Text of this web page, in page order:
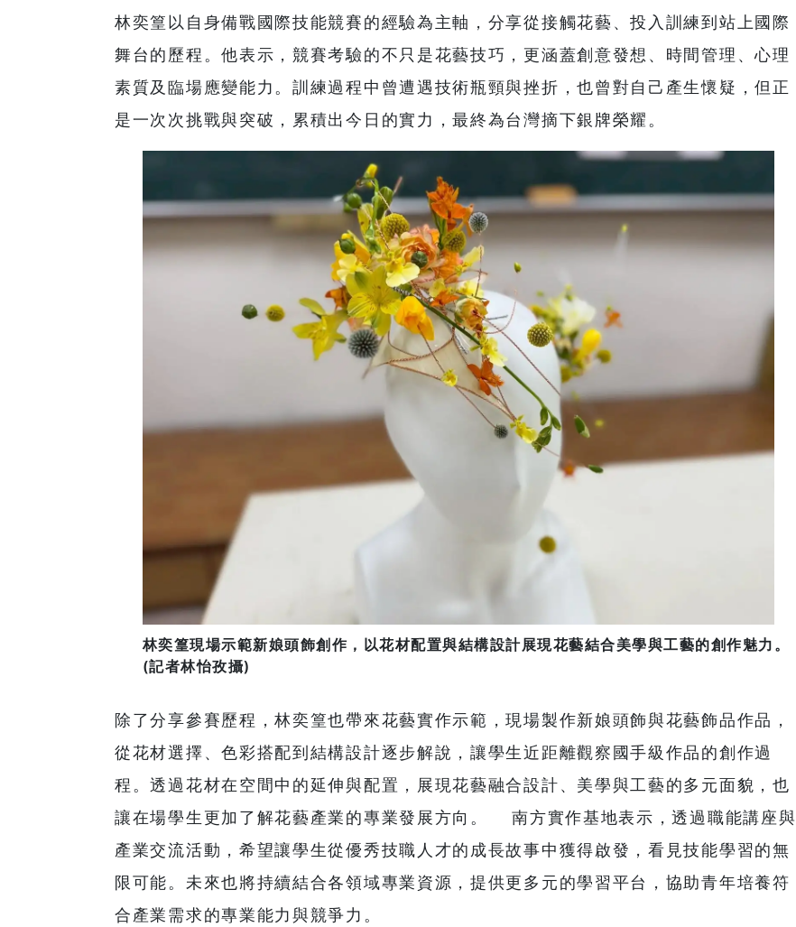
林奕篁以自身備戰國際技能競賽的經驗為主軸，分享從接觸花藝、投入訓練到站上國際
舞台的歷程。他表示，競賽考驗的不只是花藝技巧，更涵蓋創意發想、時間管理、心理
素質及臨場應變能力。訓練過程中曾遭遇技術瓶頸與挫折，也曾對自己產生懷疑，但正
是一次次挑戰與突破，累積出今日的實力，最終為台灣摘下銀牌榮耀。
林奕篁現場示範新娘頭飾創作，以花材配置與結構設計展現花藝結合美學與工藝的創作魅力。
(記者林怡孜攝)
除了分享參賽歷程，林奕篁也帶來花藝實作示範，現場製作新娘頭飾與花藝飾品作品，
從花材選擇、色彩搭配到結構設計逐步解說，讓學生近距離觀察國手級作品的創作過
程。透過花材在空間中的延伸與配置，展現花藝融合設計、美學與工藝的多元面貌，也
讓在場學生更加了解花藝產業的專業發展方向。 南方實作基地表示，透過職能講座與
產業交流活動，希望讓學生從優秀技職人才的成長故事中獲得啟發，看見技能學習的無
限可能。未來也將持續結合各領域專業資源，提供更多元的學習平台，協助青年培養符
合產業需求的專業能力與競爭力。